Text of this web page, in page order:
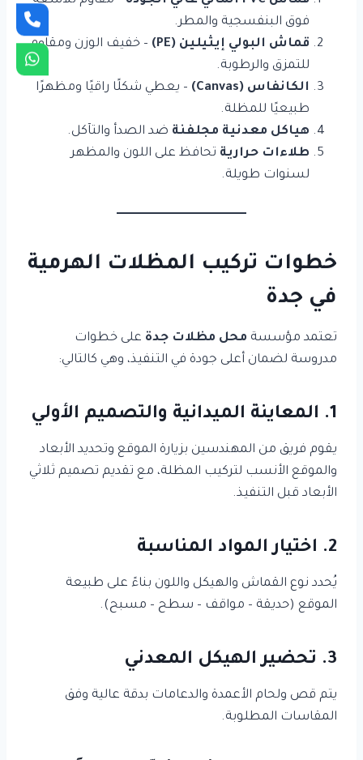
فوق البنفسجية والمطر.
قماش البولي إيثيلين (PE)
– خفيف الوزن ومقاوم
للتمزق والرطوبة.
الكانفاس (Canvas)
– يعطي شكلًا راقيًا ومظهرًا
طبيعيًا للمظلة.
هياكل معدنية مجلفنة ضد الصدأ والتآكل.
طلاءات حرارية تحافظ على اللون والمظهر
لسنوات طويلة.
خطوات تركيب المظلات الهرمية
في جدة
تعتمد مؤسسة محل مظلات جدة على خطوات
مدروسة لضمان أعلى جودة في التنفيذ، وهي كالتالي:
1. المعاينة الميدانية والتصميم الأولي
يقوم فريق من المهندسين بزيارة الموقع وتحديد الأبعاد
والموقع الأنسب لتركيب المظلة، مع تقديم تصميم ثلاثي
الأبعاد قبل التنفيذ.
2. اختيار المواد المناسبة
يُحدد نوع القماش والهيكل واللون بناءً على طبيعة
الموقع (حديقة – مواقف – سطح – مسبح).
3. تحضير الهيكل المعدني
يتم قص ولحام الأعمدة والدعامات بدقة عالية وفق
المقاسات المطلوبة.